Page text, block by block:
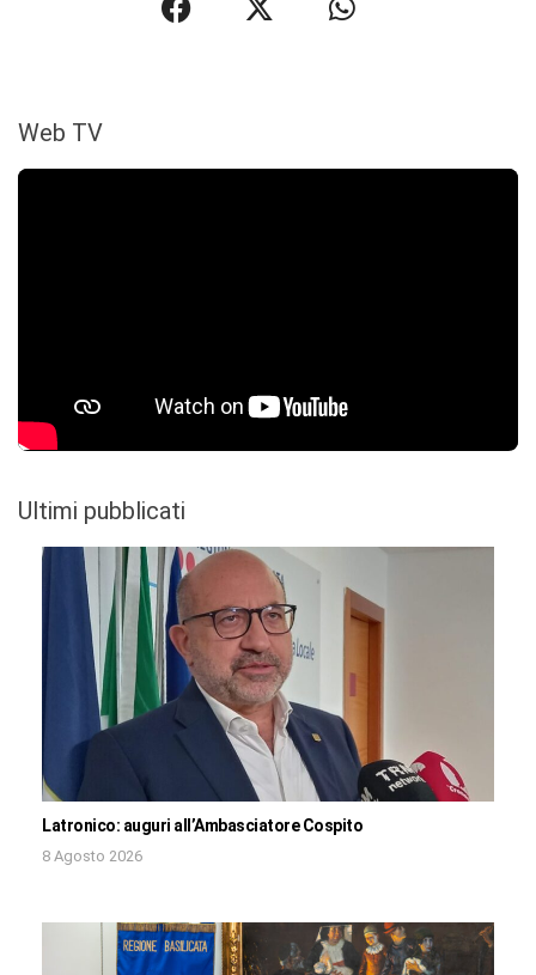
Web TV
Ultimi pubblicati
Latronico: auguri all’Ambasciatore Cospito
8 Agosto 2026